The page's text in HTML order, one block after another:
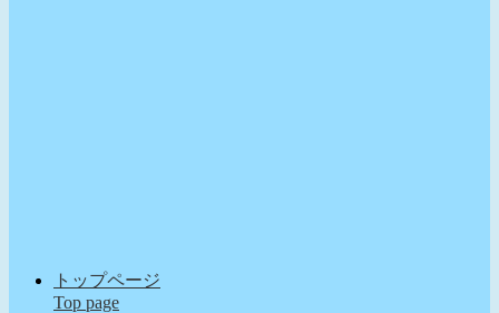
トップページ
Top page